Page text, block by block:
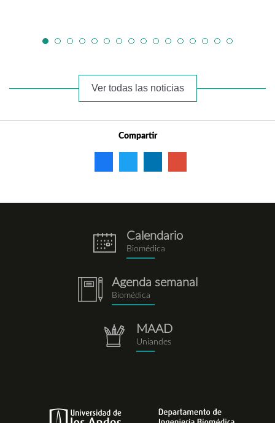
Ver todas las noticias
Compartir
eventos.png
Calendario
Biomédica
notebook.png
Agenda semanal
Biomédica
repositorio.png
MAAD
Uniandes